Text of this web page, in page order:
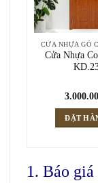
Cửa Nhựa
ĐẶT
1. Báo